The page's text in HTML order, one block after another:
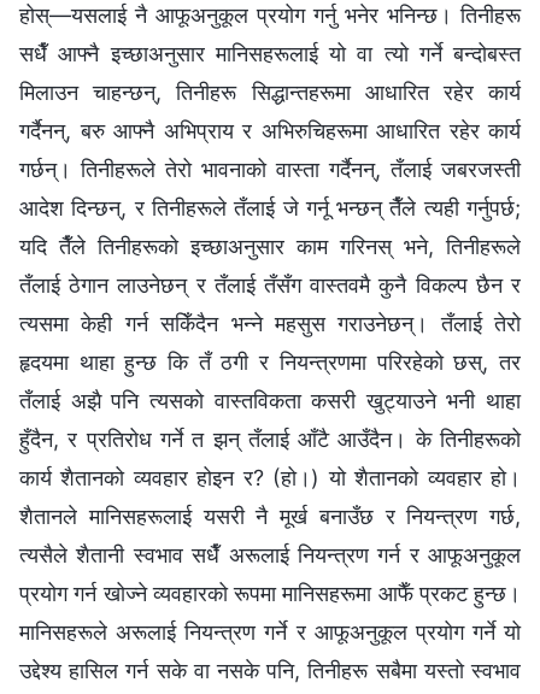
होस्—यसलाई नै आफूअनुकूल प्रयोग गर्नु भनेर भनिन्छ। तिनीहरू
सधैँ आफ्नै इच्छाअनुसार मानिसहरूलाई यो वा त्यो गर्ने बन्दोबस्त
मिलाउन चाहन्छन्, तिनीहरू सिद्धान्तहरूमा आधारित रहेर कार्य
गर्दैनन्, बरु आफ्नै अभिप्राय र अभिरुचिहरूमा आधारित रहेर कार्य
गर्छन्। तिनीहरूले तेरो भावनाको वास्ता गर्दैनन्, तँलाई जबरजस्ती
आदेश दिन्छन्, र तिनीहरूले तँलाई जे गर्नू भन्छन् तैँले त्यही गर्नुपर्छ;
यदि तैँले तिनीहरूको इच्छाअनुसार काम गरिनस् भने, तिनीहरूले
तँलाई ठेगान लाउनेछन् र तँलाई तँसँग वास्तवमै कुनै विकल्प छैन र
त्यसमा केही गर्न सकिँदैन भन्‍ने महसुस गराउनेछन्। तँलाई तेरो
हृदयमा थाहा हुन्छ कि तँ ठगी र नियन्त्रणमा परिरहेको छस्, तर
तँलाई अझै पनि त्यसको वास्तविकता कसरी खुट्याउने भनी थाहा
हुँदैन, र प्रतिरोध गर्ने त झन् तँलाई आँटै आउँदैन। के तिनीहरूको
कार्य शैतानको व्यवहार होइन र? (हो।) यो शैतानको व्यवहार हो।
शैतानले मानिसहरूलाई यसरी नै मूर्ख बनाउँछ र नियन्त्रण गर्छ,
त्यसैले शैतानी स्वभाव सधैँ अरूलाई नियन्त्रण गर्न र आफूअनुकूल
प्रयोग गर्न खोज्ने व्यवहारको रूपमा मानिसहरूमा आफैँ प्रकट हुन्छ।
मानिसहरूले अरूलाई नियन्त्रण गर्ने र आफूअनुकूल प्रयोग गर्ने यो
उद्देश्य हासिल गर्न सके वा नसके पनि, तिनीहरू सबैमा यस्तो स्वभाव